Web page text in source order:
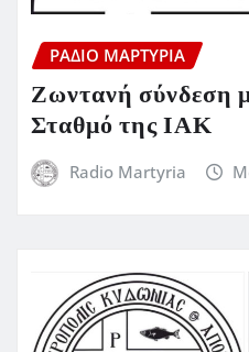
ΡΆΔΙΟ ΜΑΡΤΥΡΊΑ
Ζωντανή σύνδεση
Σταθμό της ΙΑΚ
Radio Martyria